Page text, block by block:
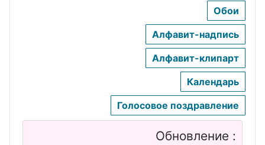
Обои
Алфавит-надпись
Алфавит-клипарт
Календарь
Голосовое поздравление
Обновление :